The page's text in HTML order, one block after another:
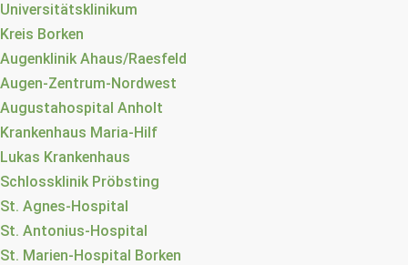
Universitätsklinikum
Kreis Borken
Augenklinik Ahaus/Raesfeld
Augen-Zentrum-Nordwest
Augustahospital Anholt
Krankenhaus Maria-Hilf
Lukas Krankenhaus
Schlossklinik Pröbsting
St. Agnes-Hospital
St. Antonius-Hospital
St. Marien-Hospital Borken